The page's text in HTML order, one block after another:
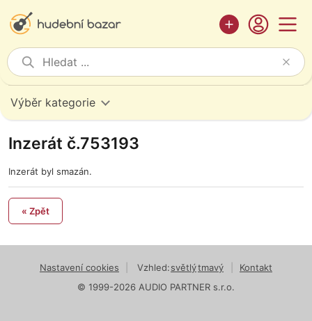
Výběr kategorie
Inzerát č.753193
Inzerát byl smazán.
« Zpět
Nastavení cookies Vzhled:světlýtmavý
Kontakt
© 1999-2026 AUDIO PARTNER s.r.o.